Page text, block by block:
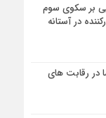
بر سکوی سوم
در آستانه
در رقابت های